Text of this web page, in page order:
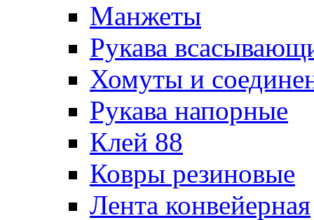
Манжеты
Рукава
Хомуты и
Рукава напорные
Клей 88
Ковры резиновые
Лента конвейерная